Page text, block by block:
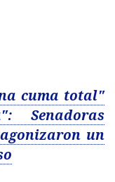
cuma total"
Senadoras
un